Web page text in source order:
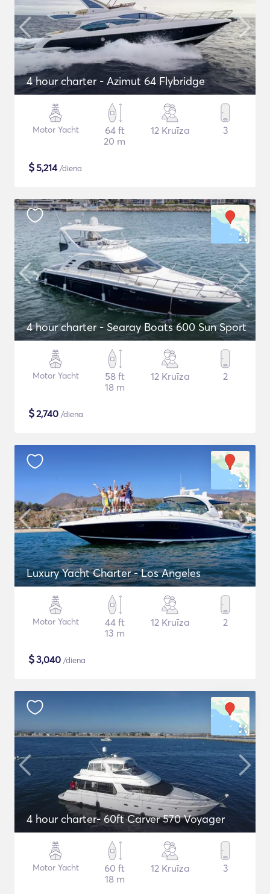
4 hour charter - Azimut 64 Flybridge
Motor Yacht
64 ft
20 m
12 Kruīza 3
$5,214/diena
4 hour charter - Searay Boats 600 Sun Sport
Motor Yacht
58 ft
18 m
12 Kruīza 2
$2,740 /diena
Luxury Yacht Charter - Los Angeles
Motor Yacht
44 ft
13 m
12 Kruīza 2
$3,040 /diena
4 hour charter- 60ft Carver 570 Voyager
Motor Yacht
60 ft
18 m
12 Kruīza 3